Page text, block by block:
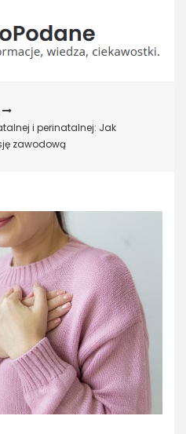
i perinatalnej: Jak
zawodową